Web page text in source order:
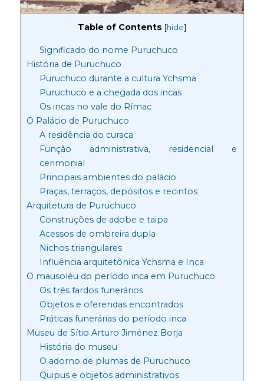
Table of Contents [hide]
Significado do nome Puruchuco
História de Puruchuco
Puruchuco durante a cultura Ychsma
Puruchuco e a chegada dos incas
Os incas no vale do Rímac
O Palácio de Puruchuco
A residência do curaca
Função administrativa, residencial e
cerimonial
Principais ambientes do palácio
Praças, terraços, depósitos e recintos
Arquitetura de Puruchuco
Construções de adobe e taipa
Acessos de ombreira dupla
Nichos triangulares
Influência arquitetônica Ychsma e Inca
O mausoléu do período inca em Puruchuco
Os três fardos funerários
Objetos e oferendas encontrados
Práticas funerárias do período inca
Museu de Sítio Arturo Jiménez Borja
História do museu
O adorno de plumas de Puruchuco
Quipus e objetos administrativos